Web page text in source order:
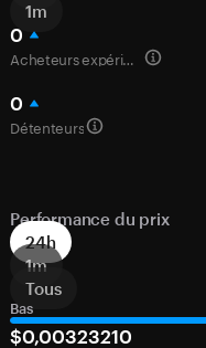
1m
0
Acheteurs expérimentés
0
Détenteurs
Performance du prix
24h
1m
Tous
Bas
$0,00323210